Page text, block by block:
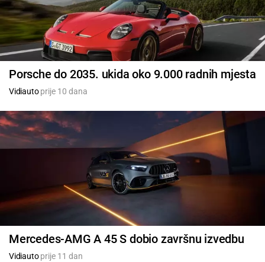
Porsche do 2035. ukida oko 9.000 radnih mjesta
Vidiautoprije 10 dana
Mercedes-AMG A 45 S dobio završnu izvedbu
Vidiautoprije 11 dan